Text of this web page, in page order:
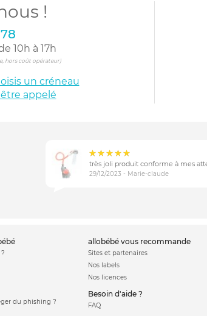
!
10h à 17h
hors coût opérateur)
un créneau
appelé
très joli produit conforme à mes
29/12/2023 - Marie-claude
du phishing ?
allobébé vous recommande
Sites et partenaires
Nos labels
Nos licences
Besoin d'aide ?
FAQ